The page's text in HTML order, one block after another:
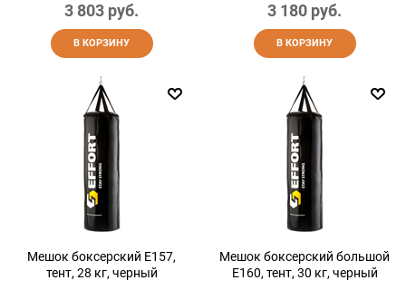
3 803 руб.
В КОРЗИНУ
3 180 руб.
В КОРЗИНУ
Мешок боксерский E157,
тент, 28 кг, черный
Мешок боксерский большой
E160, тент, 30 кг, черный